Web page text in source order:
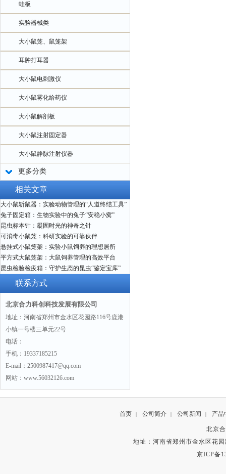
蛙板
实验器械类
大小鼠笼、鼠笼架
耳肿打耳器
大小鼠电刺激仪
大小鼠雾化给药仪
大小鼠解剖板
大小鼠注射固定器
大小鼠静脉注射仪器
更多分类
相关文章
大小鼠斩鼠器：实验动物管理的“人道终结工具”
兔子固定箱：生物实验中的兔子“安稳小窝”
昆虫标本针：凝固时光的神奇之针
可消毒小鼠笼：科研实验的可靠伙伴
悬挂式小鼠笼架：实验小鼠饲养的理想居所
平方式大鼠笼架：大鼠饲养管理的高效平台
昆虫检验检疫箱：守护生态的昆虫“鉴定宝库”
联系方式
北京合力科创科技发展有限公司
地址：河南省郑州市金水区花园路116号鹿港
小镇一号楼三单元22号
电话：
手机：19337185215
E-mail：2500987417@qq.com
网站：www.56032126.com
首页 | 公司简介 | 公司新闻 | 产品
北京
地址：河南省郑州市金水区花
京ICP备